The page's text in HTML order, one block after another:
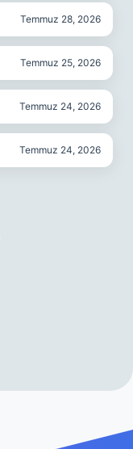
Temmuz 28, 2026
Temmuz 25, 2026
Temmuz 24, 2026
Temmuz 24, 2026